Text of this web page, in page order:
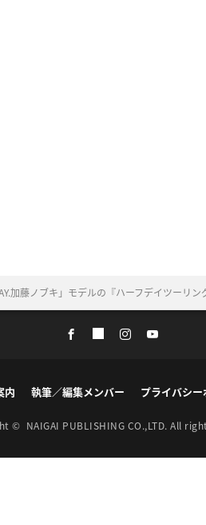
加藤ノブキ」モデルの『ハーフデイツーリ
内 執筆／編集メンバー プライバシー
© NAIGAI PUBLISHING CO.,LTD. All